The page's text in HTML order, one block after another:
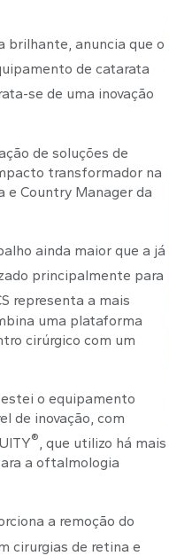
brilhante, anuncia que o
de catarata
se de uma inovação
de soluções de
transformador na
e Country Manager da
ainda maior que a já
principalmente para
representa a mais
uma plataforma
cirúrgico com um
o equipamento
de inovação, com
®, que utilizo há mais
a oftalmologia
a remoção do
cirurgias de retina e